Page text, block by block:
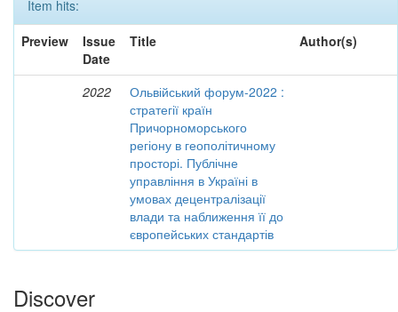
Item hits:
Preview
Issue
Date
Title Author(s)
2022
Ольвійський форум-2022 :
стратегії країн
Причорноморського
регіону в геополітичному
просторі. Публічне
управління в Україні в
умовах децентралізації
влади та наближення її до
європейських стандартів
Discover